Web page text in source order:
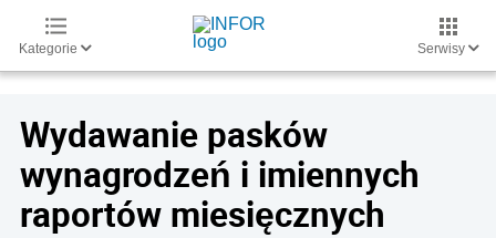
Kategorie Serwisy
Wydawanie pasków
wynagrodzeń i imiennych
raportów miesięcznych